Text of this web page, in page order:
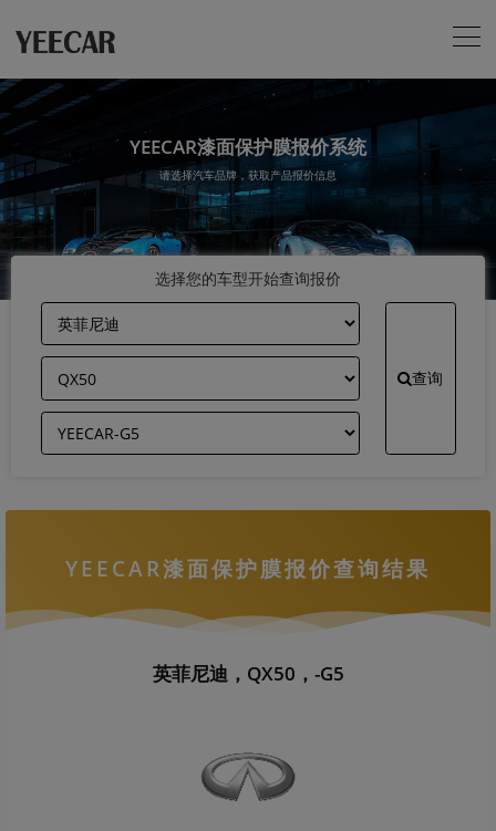
YEECAR漆面保护膜报价系统
请选择汽车品牌，获取产品报价信息
选择您的车型开始查询报价
查询
YEECAR漆面保护膜报价查询结果
英菲尼迪，QX50，-G5